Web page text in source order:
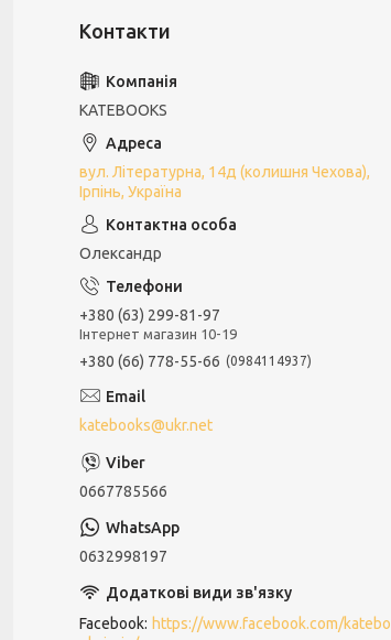
KATEBOOKS
вул. Літературна, 14д (колишня Чехова),
Ірпінь, Україна
Олександр
+380 (63) 299-81-97
Інтернет магазин 10-19
+380 (66) 778-55-66 0984114937
katebooks@ukr.net
0667785566
0632998197
Facebook https://www.facebook.com/katebo